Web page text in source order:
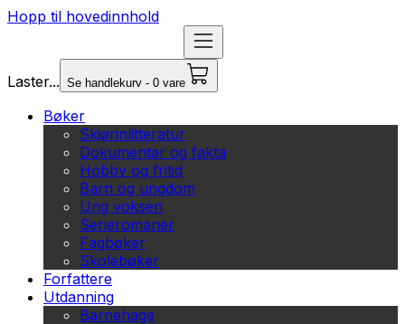
Hopp til hovedinnhold
Laster... Se handlekurv - 0 vare
Bøker
Skjønnlitteratur
Dokumentar og fakta
Hobby og fritid
Barn og ungdom
Ung voksen
Serieromaner
Fagbøker
Skolebøker
Forfattere
Utdanning
Barnehage